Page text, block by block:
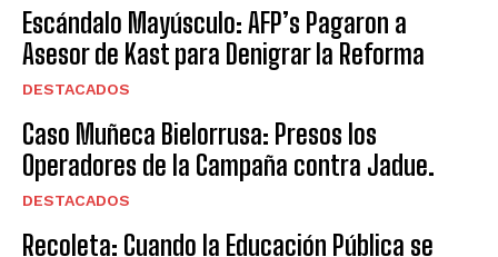
Escándalo Mayúsculo: AFP’s Pagaron a
Asesor de Kast para Denigrar la Reforma
DESTACADOS
Caso Muñeca Bielorrusa: Presos los
Operadores de la Campaña contra Jadue.
DESTACADOS
Recoleta: Cuando la Educación Pública se